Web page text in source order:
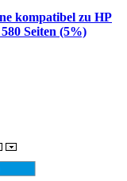
kompatibel zu HP
Seiten (5%)